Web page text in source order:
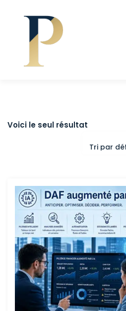
Voici le seul résultat